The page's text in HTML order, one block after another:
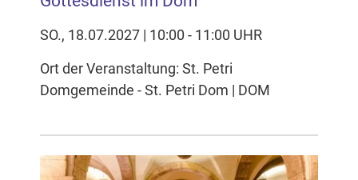
SO., 18.07.2027 | 10:00 - 11:00 UHR
Ort der Veranstaltung: St. Petri
Domgemeinde - St. Petri Dom | DOM